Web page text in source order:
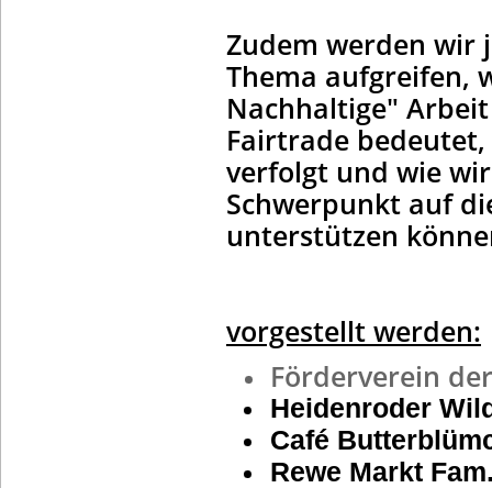
Zudem werden wir
Thema aufgreifen,
Nachhaltige"
Fairtrade bedeutet,
verfolgt und wie
Schwerpunkt auf
unterstützen
vorgestellt werden:
Förderverein
Heidenroder
Café
Rewe Markt